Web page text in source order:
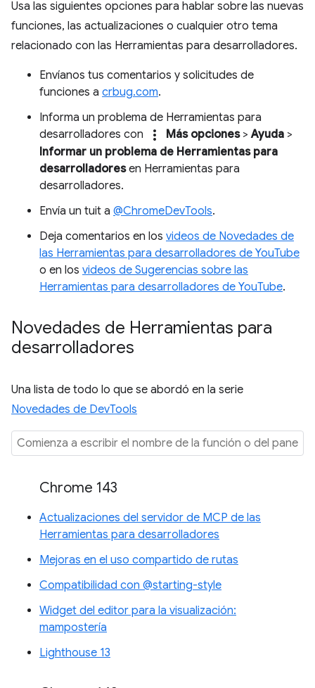
Usa las siguientes opciones para hablar sobre las nuevas
funciones, las actualizaciones o cualquier otro tema
relacionado con las Herramientas para desarrolladores.
Envíanos tus comentarios y solicitudes de
funciones a crbug.com.
Informa un problema de Herramientas para
desarrolladores con
more_vert Más opciones>Ayuda >
Informar un problema de Herramientas para
desarrolladoresen Herramientas para
desarrolladores.
Envía un tuit a @ChromeDevTools.
Deja comentarios en los videos de Novedades de
las Herramientas para desarrolladores de YouTube
o en los videos de Sugerencias sobre las
Herramientas para desarrolladores de YouTube.
Novedades de Herramientas para
desarrolladores
Una lista de todo lo que se abordó en la serie
Novedades de DevTools
Chrome 143
Actualizaciones del servidor de MCP de las
Herramientas para desarrolladores
Mejoras en el uso compartido de rutas
Compatibilidad con @starting-style
Widget del editor para la visualización:
mampostería
Lighthouse 13